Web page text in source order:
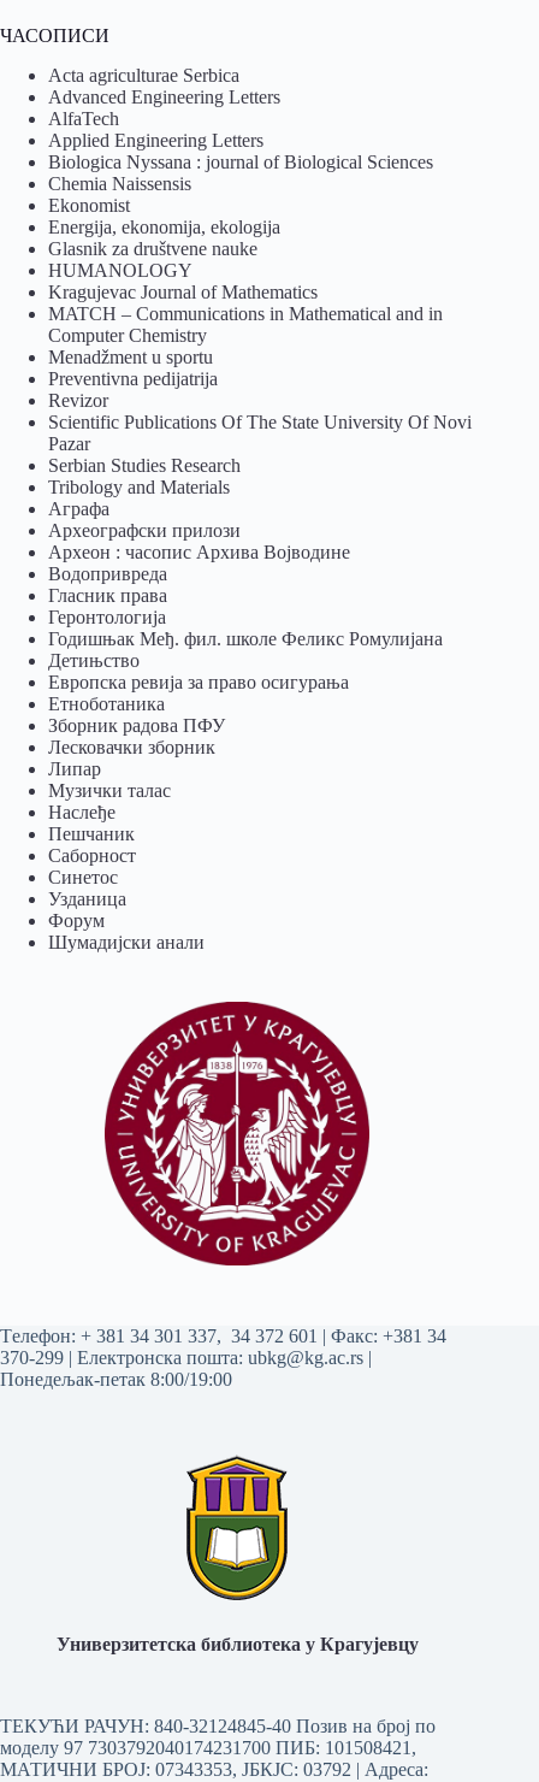
ЧАСОПИСИ
Acta agriculturae Serbica
Advanced Engineering Letters
AlfaTech
Applied Engineering Letters
Biologica Nyssana : journal of Biological Sciences
Chemia Naissensis
Ekonomist
Energija, ekonomija, ekologija
Glasnik za društvene nauke
HUMANOLOGY
Kragujevac Journal of Mathematics
MATCH – Communications in Mathematical and in
Computer Chemistry
Menadžment u sportu
Preventivna pedijatrija
Revizor
Scientific Publications Of The State University Of Novi
Pazar
Serbian Studies Research
Tribology and Materials
Аграфа
Археографски прилози
Археон : часопис Архива Војводине
Водопривреда
Гласник права
Геронтологија
Годишњак Међ. фил. школе Феликс Ромулијана
Детињство
Европска ревија за право осигурања
Eтноботаника
Зборник радова ПФУ
Лесковачки зборник
Липар
Музички талас
Наслеђе
Пешчаник
Саборност
Синетос
Узданица
Форум
Шумадијски анали
Tелефон: + 381 34 301 337, 34 372 601 | Факс: +381 34
370-299 | Електронска пошта: ubkg@kg.ac.rs |
Понедељак-петак 8:00/19:00
Универзитетска библиотека у Крагујевцу
ТЕКУЋИ РАЧУН: 840-32124845-40 Позив на број по
моделу 97 7303792040174231700 ПИБ: 101508421,
МАТИЧНИ БРОЈ: 07343353, ЈБКЈС: 03792 | Aдреса: